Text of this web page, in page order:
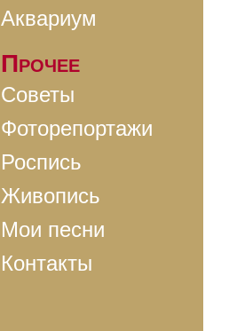
Аквариум
Прочее
Советы
Фоторепортажи
Роспись
Живопись
Мои песни
Контакты